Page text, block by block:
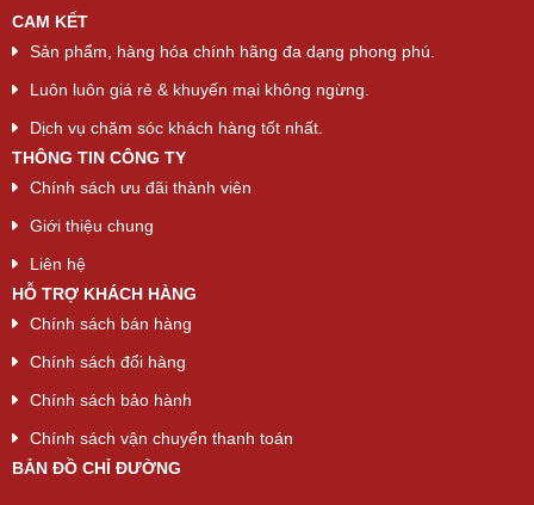
CAM KẾT
Sản phẩm, hàng hóa chính hãng đa dạng phong phú.
Luôn luôn giá rẻ & khuyến mại không ngừng.
Dịch vụ chăm sóc khách hàng tốt nhất.
THÔNG TIN CÔNG TY
Chính sách ưu đãi thành viên
Giới thiệu chung
Liên hệ
HỖ TRỢ KHÁCH HÀNG
Chính sách bán hàng
Chính sách đổi hàng
Chính sách bảo hành
Chính sách vận chuyển thanh toán
BẢN ĐỒ CHỈ ĐƯỜNG